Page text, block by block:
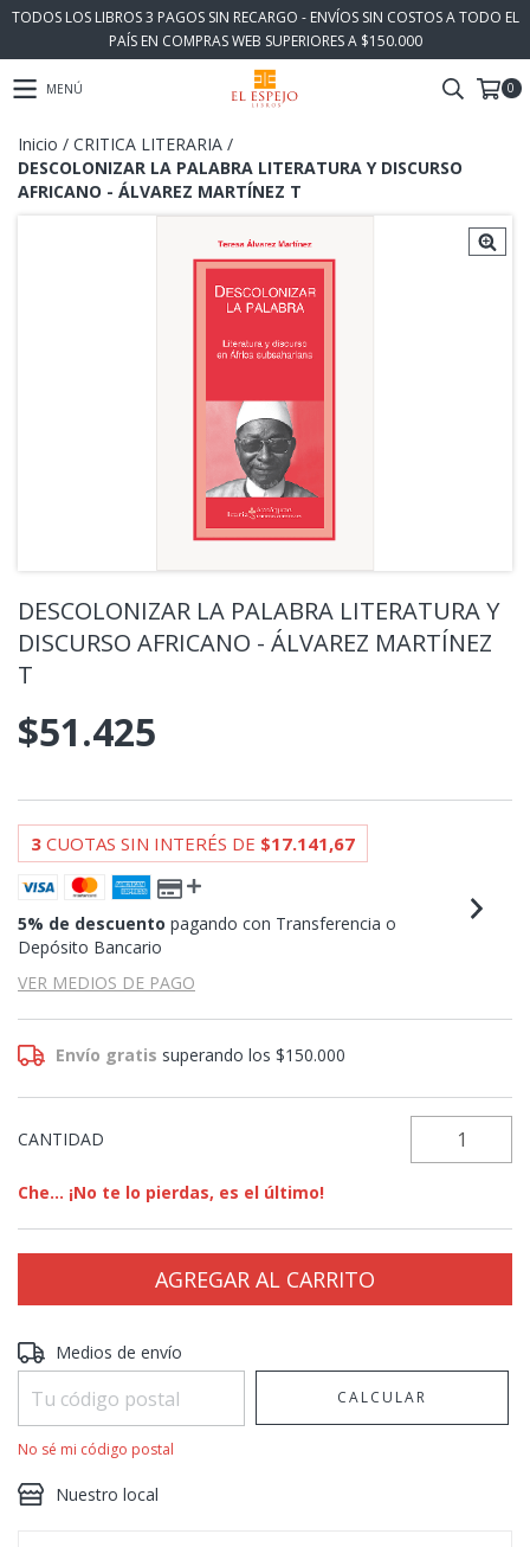
TODOS LOS LIBROS 3 PAGOS SIN RECARGO - ENVÍOS SIN COSTOS A TODO EL
PAÍS EN COMPRAS WEB SUPERIORES A $150.000
MENÚ 0
Inicio / CRITICA LITERARIA /
DESCOLONIZAR LA PALABRA LITERATURA Y DISCURSO
AFRICANO - ÁLVAREZ MARTÍNEZ T
DESCOLONIZAR LA PALABRA LITERATURA Y
DISCURSO AFRICANO - ÁLVAREZ MARTÍNEZ
T
$51.425
3 CUOTAS SIN INTERÉS DE $17.141,67
5% de descuento pagando con Transferencia o
Depósito Bancario
VER MEDIOS DE PAGO
Envío gratis superando los$150.000
CANTIDAD
Che... ¡No te lo pierdas, es el último!
Entregas para el CP:
Medios de envío
CALCULAR
No sé mi código postal
Nuestro local